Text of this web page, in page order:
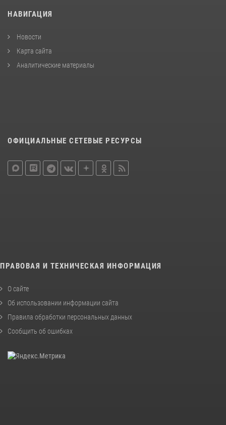
НАВИГАЦИЯ
Новости
Карта сайта
Аналитические материалы
ОФИЦИАЛЬНЫЕ СЕТЕВЫЕ РЕСУРСЫ
ПРАВОВАЯ И ТЕХНИЧЕСКАЯ ИНФОРМАЦИЯ
О сайте
Об использовании информации сайта
Правила обработки персональных данных
Сообщить об ошибках